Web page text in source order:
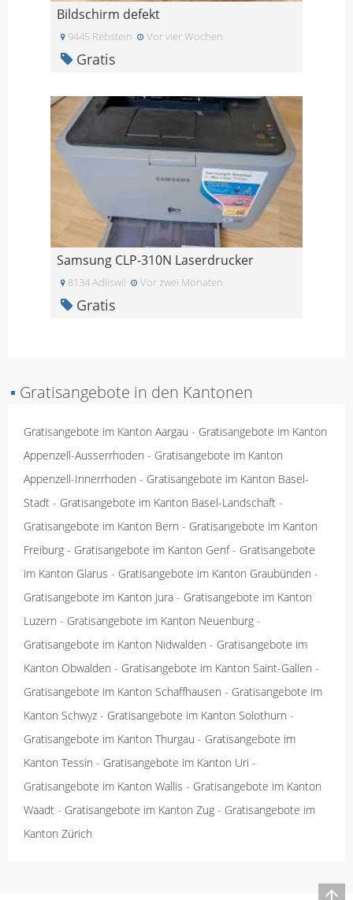
Bildschirm defekt
9445 Rebstein Vor vier Wochen
Gratis
Samsung CLP-310N Laserdrucker
8134 Adliswil Vor zwei Monaten
Gratis
▪ Gratisangebote in den Kantonen
Gratisangebote im Kanton Aargau - Gratisangebote im Kanton
Appenzell-Ausserrhoden - Gratisangebote im Kanton
Appenzell-Innerrhoden - Gratisangebote im Kanton Basel-
Stadt - Gratisangebote im Kanton Basel-Landschaft -
Gratisangebote im Kanton Bern - Gratisangebote im Kanton
Freiburg - Gratisangebote im Kanton Genf- Gratisangebote
im Kanton Glarus - Gratisangebote im Kanton Graubünden -
Gratisangebote im Kanton Jura - Gratisangebote im Kanton
Luzern - Gratisangebote im Kanton Neuenburg -
Gratisangebote im Kanton Nidwalden - Gratisangebote im
Kanton Obwalden - Gratisangebote im Kanton Saint-Gallen -
Gratisangebote im Kanton Schaffhausen - Gratisangebote im
Kanton Schwyz - Gratisangebote im Kanton Solothurn -
Gratisangebote im Kanton Thurgau - Gratisangebote im
Kanton Tessin - Gratisangebote im Kanton Uri -
Gratisangebote im Kanton Wallis - Gratisangebote im Kanton
Waadt - Gratisangebote im Kanton Zug - Gratisangebote im
Kanton Zürich